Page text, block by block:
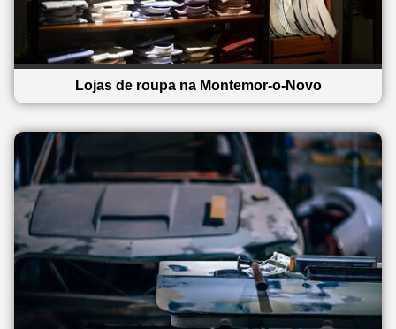
Lojas de roupa na Montemor-o-Novo